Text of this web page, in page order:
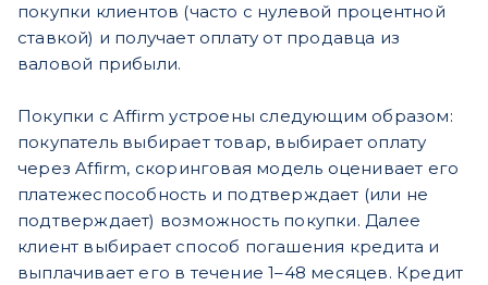
покупки клиентов (часто с нулевой процентной
ставкой) и получает оплату от продавца из
валовой прибыли.
Покупки с Affirm устроены следующим образом:
покупатель выбирает товар, выбирает оплату
через Affirm, скоринговая модель оценивает его
платежеспособность и подтверждает (или не
подтверждает) возможность покупки. Далее
клиент выбирает способ погашения кредита и
выплачивает его в течение 1–48 месяцев. Кредит